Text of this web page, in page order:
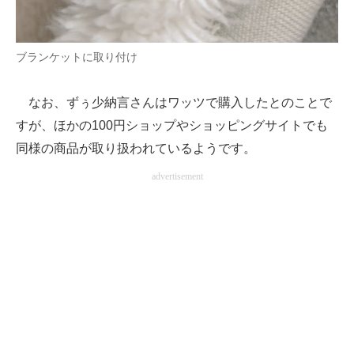
ブランケットに取り付け
なお、ずぅ少納言さんはワッツで購入したとのことで
すが、ほかの100円ショップやショッピングサイトでも
同様の商品が取り扱われているようです。
advertisement